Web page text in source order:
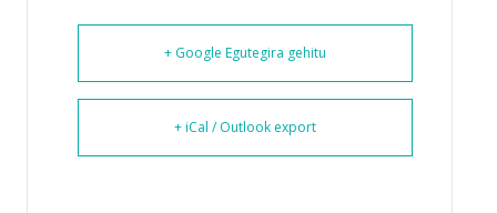
+ Google Egutegira gehitu
+ iCal / Outlook export